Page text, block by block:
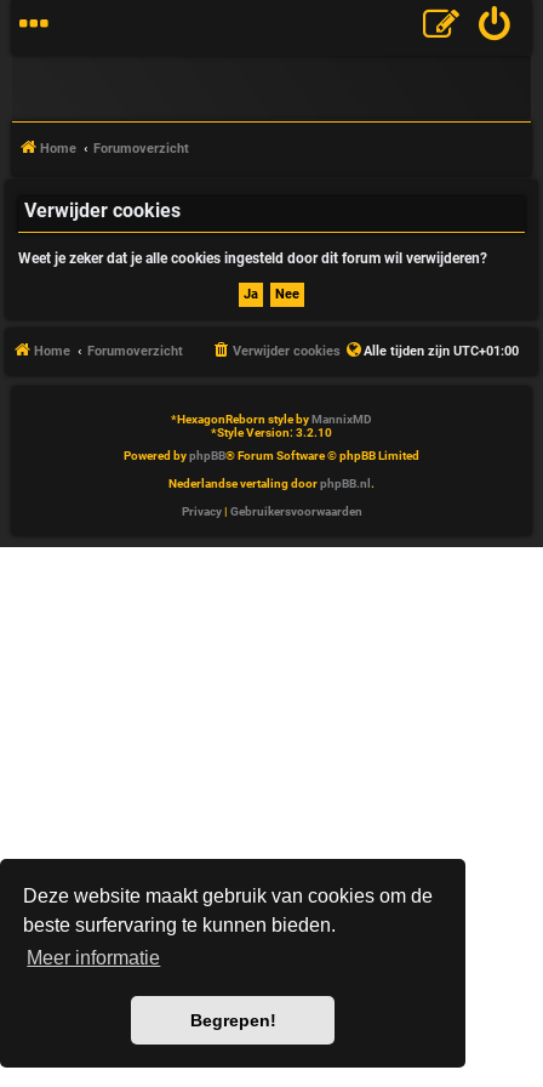
Deze website maakt gebruik van cookies om de
beste surfervaring te kunnen bieden.
Meer informatie
Begrepen!
V
Home Forumoverzicht
Verwijder cookies
Weet je zeker dat je alle cookies ingesteld door dit forum wil verwijderen?
Home Forumoverzicht Alle tijden zijn UTC+01:00
Verwijder cookies
*HexagonReborn style byMannixMD
*Style Version: 3.2.10
Powered byphpBB® Forum Software © phpBB Limited
Nederlandse vertaling doorphpBB.nl .
Privacy| Gebruikersvoorwaarden